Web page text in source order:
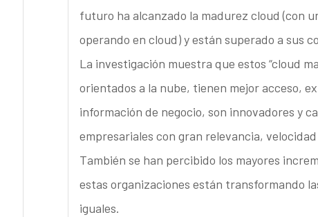
futuro ha alcanzado la madurez cloud (con
operando en cloud) y están superado a sus
La investigación muestra que estos “cloud
orientados a la nube, tienen mejor acceso,
información de negocio, son innovadores y
empresariales con gran relevancia,
También se han percibido los mayores
estas organizaciones están transformando
iguales.